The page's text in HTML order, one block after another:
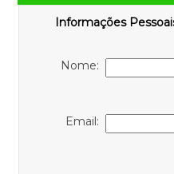
Informações
Nome:
Email: